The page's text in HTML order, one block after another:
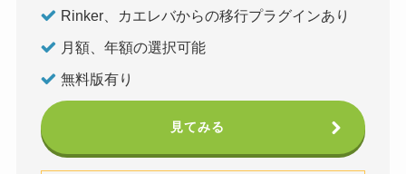
Rinker、カエレバからの移行プラグインあり
月額、年額の選択可能
無料版有り
見てみる